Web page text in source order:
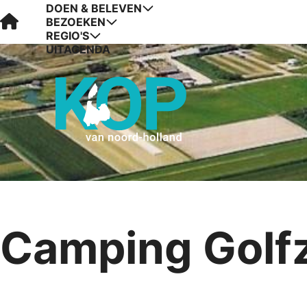
Visit Kop van Holland
DOEN & BELEVEN
BEZOEKEN
REGIO'S
UITAGENDA
Camping